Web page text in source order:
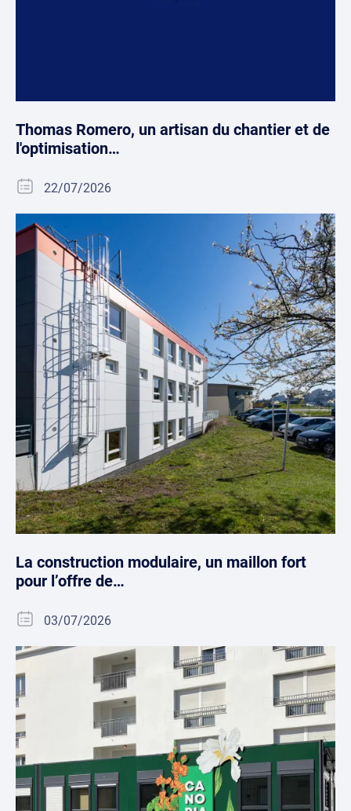
Thomas Romero, un artisan du chantier et de
l'optimisation…
22/07/2026
La construction modulaire, un maillon fort
pour l’offre de…
03/07/2026